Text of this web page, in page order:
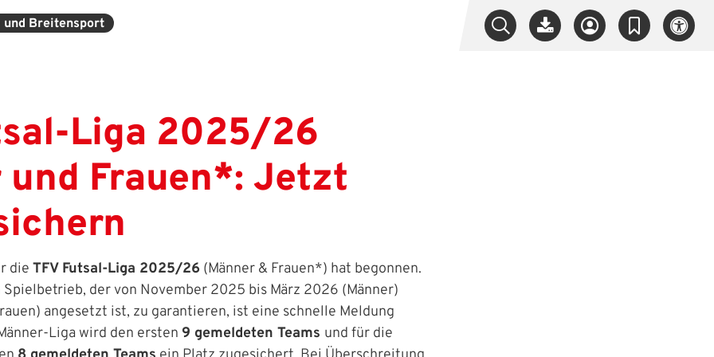
Breitensport
Liga 2025/26
und Frauen*: Jetzt
die TFV Futsal-Liga 2025/26 (Männer & Frauen*) hat begonnen.
Spielbetrieb, der von November 2025 bis März 2026 (Männer)
angesetzt ist, zu garantieren, ist eine schnelle Meldung
Liga wird den ersten 9 gemeldeten Teams und für die